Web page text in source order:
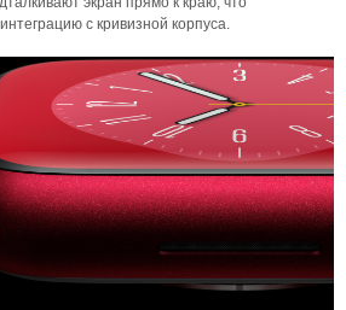
с кривизной корпуса.